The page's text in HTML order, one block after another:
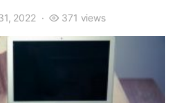
2022 371 views